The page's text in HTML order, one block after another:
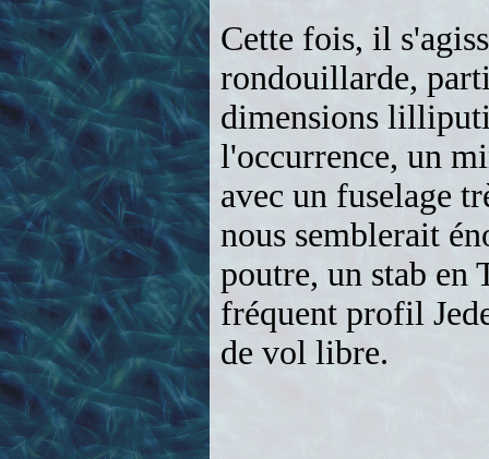
Cette fois, il
rondouillarde,
dimensions
l'occurrence, un
avec un fuselage
nous semblerait
poutre, un stab en
fréquent profil
de vol libre.